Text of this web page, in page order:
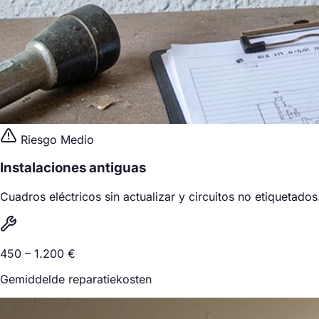
Riesgo Medio
Instalaciones antiguas
Cuadros eléctricos sin actualizar y circuitos no
450 – 1.200 €
Gemiddelde reparatiekosten